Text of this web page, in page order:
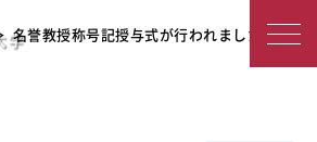
宮
記授与式が行われました
名誉教授称号記授与式が行われました